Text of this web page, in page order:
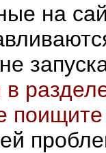
на
в